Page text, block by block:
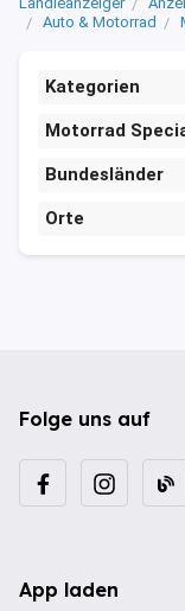
Auto & Motorrad
Kategorien
Motorrad
Bundesländer
Orte
Folge uns auf
App laden